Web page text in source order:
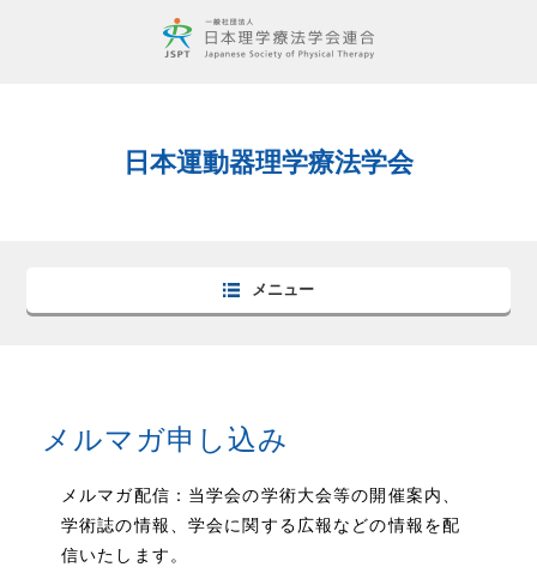
日本運動器理学療法学会
メニュー
メルマガ申し込み
メルマガ配信：当学会の学術大会等の開催案内、
学術誌の情報、学会に関する広報などの情報を配
信いたします。